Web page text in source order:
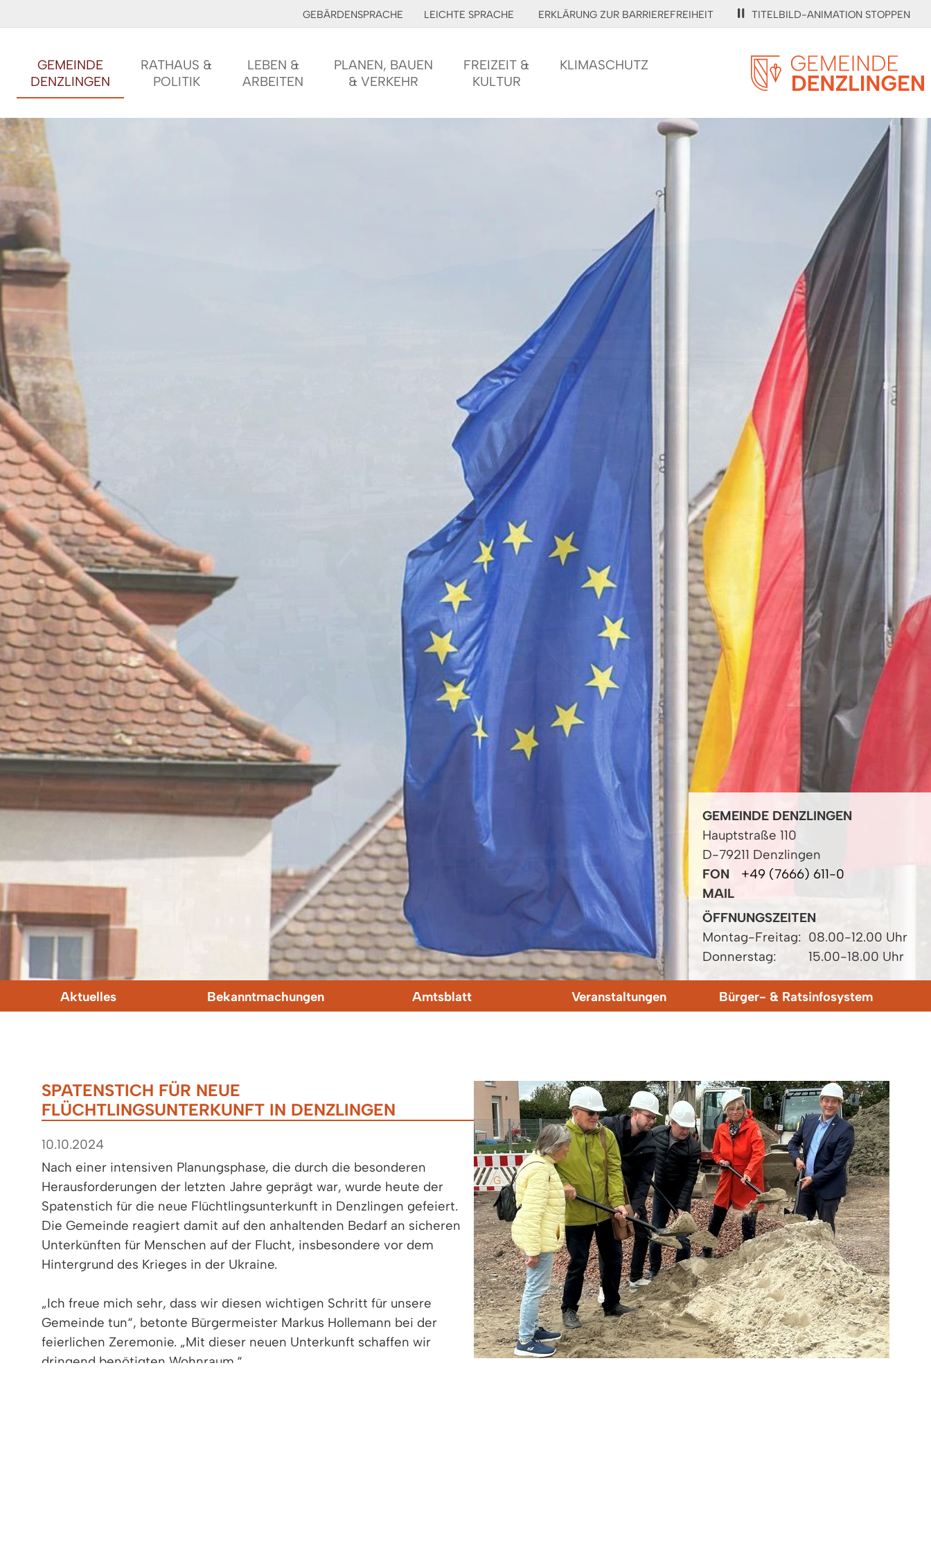
GEBÄRDENSPRACHE LEICHTE SPRACHE ERKLÄRUNG ZUR BARRIEREFREIHEIT TITELBILD-ANIMATION STOPPEN
GEMEINDE
DENZLINGEN
RATHAUS &
POLITIK
LEBEN &
ARBEITEN
PLANEN, BAUEN
& VERKEHR
FREIZEIT &
KULTUR
KLIMASCHUTZ
GEMEINDE DENZLINGEN
Hauptstraße 110
D-79211 Denzlingen
FON
+49 (7666) 611-0
MAIL
ÖFFNUNGSZEITEN
Montag-Freitag: 08.00-12.00 Uhr
Donnerstag:
15.00-18.00 Uhr
Aktuelles Bekanntmachungen Amtsblatt Veranstaltungen Bürger- & Ratsinfosystem
SPATENSTICH FÜR NEUE
FLÜCHTLINGSUNTERKUNFT IN DENZLINGEN
10.10.2024
Nach einer intensiven Planungsphase, die durch die besonderen
Herausforderungen der letzten Jahre geprägt war, wurde heute der
Spatenstich für die neue Flüchtlingsunterkunft in Denzlingen gefeiert.
Die Gemeinde reagiert damit auf den anhaltenden Bedarf an sicheren
Unterkünften für Menschen auf der Flucht, insbesondere vor dem
Hintergrund des Krieges in der Ukraine.
„Ich freue mich sehr, dass wir diesen wichtigen Schritt für unsere
Gemeinde tun“, betonte Bürgermeister Markus Hollemann bei der
feierlichen Zeremonie. „Mit dieser neuen Unterkunft schaffen wir
dringend benötigten Wohnraum.“